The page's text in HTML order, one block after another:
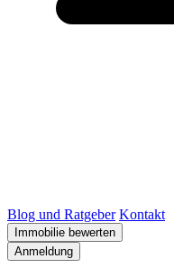
Blog und Ratgeber Kontakt
Immobilie bewerten
Anmeldung